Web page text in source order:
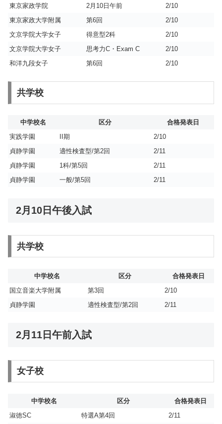
東京家政学院 2月10日午前
2/10
東京家政大学附属
第6回
2/10
文京学院大学女子
得意型2科
2/10
文京学院大学女子
思考力C・Exam C
2/10
和洋九段女子
第6回 2/10
共学校
中学校名 区分
合格発表日
実践学園
II期
2/10
貞静学園
適性検査型/第2回
2/11
貞静学園
1科/第5回
2/11
貞静学園
一般/第5回 2/11
2月10日午後入試
共学校
中学校名 区分
合格発表日
国立音楽大学附属
第3回
2/10
貞静学園
適性検査型/第2回 2/11
2月11日午前入試
女子校
中学校名 区分
合格発表日
淑徳SC
特選A第4回
2/11